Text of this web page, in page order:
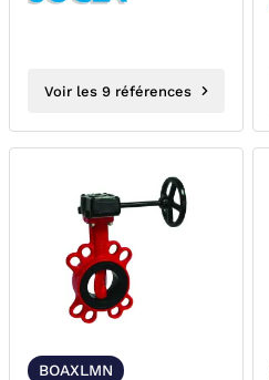
Voir les 9 références
BOAXLMN